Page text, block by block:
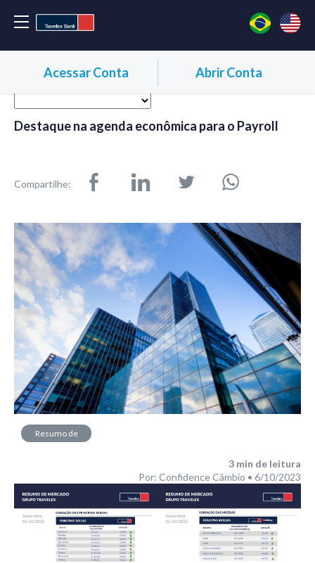
Acessar Conta Abrir Conta
Destaque na agenda econômica para o Payroll
Compartilhe:
Resumo de
3 min de leitura
Por: Confidence Câmbio • 6/10/2023